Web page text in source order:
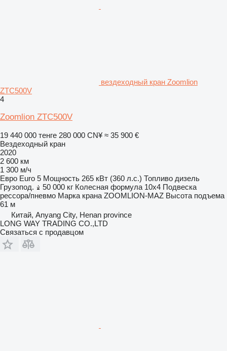
вездеходный кран Zoomlion
ZTC500V
4
Zoomlion ZTC500V
19 440 000 тенге 280 000 CN¥ ≈ 35 900 €
Вездеходный кран
2020
2 600 км
1 300 м/ч
Евро Euro 5 Мощность 265 кВт (360 л.с.) Топливо дизель
Грузопод.
50 000 кг Колесная формула 10x4 Подвеска
рессора/пневмо Марка крана ZOOMLION-MAZ Высота подъема
61 м
Китай, Anyang City, Henan province
LONG WAY TRADING CO.,LTD
Связаться с продавцом